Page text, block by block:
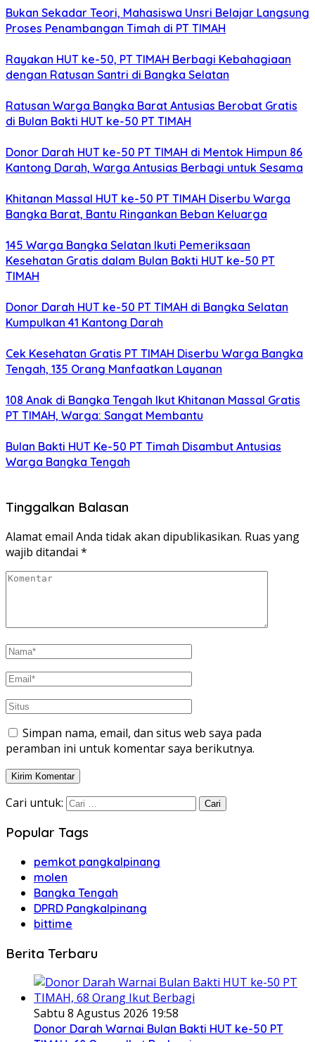
Bukan Sekadar Teori, Mahasiswa Unsri Belajar Langsung
Proses Penambangan Timah di PT TIMAH
Rayakan HUT ke-50, PT TIMAH Berbagi Kebahagiaan
dengan Ratusan Santri di Bangka Selatan
Ratusan Warga Bangka Barat Antusias Berobat Gratis
di Bulan Bakti HUT ke-50 PT TIMAH
Donor Darah HUT ke-50 PT TIMAH di Mentok Himpun 86
Kantong Darah, Warga Antusias Berbagi untuk Sesama
Khitanan Massal HUT ke-50 PT TIMAH Diserbu Warga
Bangka Barat, Bantu Ringankan Beban Keluarga
145 Warga Bangka Selatan Ikuti Pemeriksaan
Kesehatan Gratis dalam Bulan Bakti HUT ke-50 PT
TIMAH
Donor Darah HUT ke-50 PT TIMAH di Bangka Selatan
Kumpulkan 41 Kantong Darah
Cek Kesehatan Gratis PT TIMAH Diserbu Warga Bangka
Tengah, 135 Orang Manfaatkan Layanan
108 Anak di Bangka Tengah Ikut Khitanan Massal Gratis
PT TIMAH, Warga: Sangat Membantu
Bulan Bakti HUT Ke-50 PT Timah Disambut Antusias
Warga Bangka Tengah
Tinggalkan Balasan
Alamat email Anda tidak akan dipublikasikan. Ruas yang
wajib ditandai *
Simpan nama, email, dan situs web saya pada
peramban ini untuk komentar saya berikutnya.
Cari untuk:
Popular Tags
pemkot pangkalpinang
molen
Bangka Tengah
DPRD Pangkalpinang
bittime
Berita Terbaru
Sabtu 8 Agustus 2026 19:58
Donor Darah Warnai Bulan Bakti HUT ke-50 PT